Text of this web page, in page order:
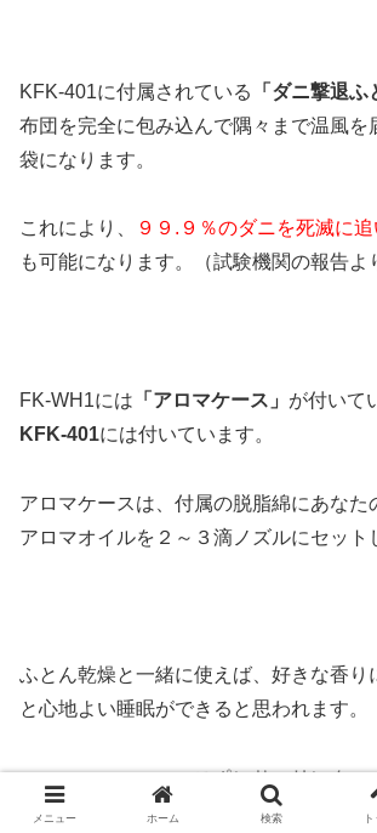
KFK-401に付属されている 「ダニ撃退ふ
布団を完全に包み込んで隅々まで温風を
袋になります。
これにより、
９９.９％のダニを死滅に
も可能になります。（試験機関の報告よ
FK-WH1には 「アロマケース」 が付いて
KFK-401には付いています。
アロマケースは、付属の脱脂綿にあなた
アロマオイルを２～３滴ノズルにセット
ふとん乾燥と一緒に使えば、好きな香り
と心地よい睡眠ができると思われます。
スポンサーリンク
メニュー ホーム 検索